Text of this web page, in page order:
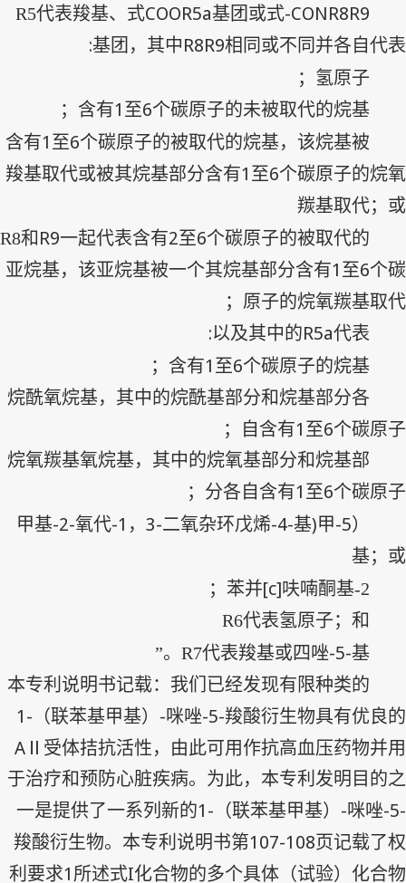
R5代表羧基、式COOR5a基团或式-CONR8R9
基团，其中R8R9相同或不同并各自代表
:
氢原子；
含有1 至6个碳原子的未被取代的烷基；
含有1 至6个碳原子的被取代的烷基，该烷基被
羧基取代或被其烷基部分含有1 至6个碳原子的烷氧
羰基取代；或
R8和R9一起代表含有2至6个碳原子的被取代的
亚烷基，该亚烷基被一个其烷基部分含有1 至6个碳
原子的烷氧羰基取代；
以及其中的R5a代表
:
含有1 至6个碳原子的烷基；
烷酰氧烷基，其中的烷酰基部分和烷基部分各
自含有1 至6个碳原子；
烷氧羰基氧烷基，其中的烷氧基部分和烷基部
分各自含有1 至6个碳原子；
（
5-
甲基-2-氧代-1 ， 3-二氧杂环戊烯-4-基)甲
基；或
2-
苯并[c]呋喃酮基；
R6代表氢原子；和
R7代表羧基或四唑-5-基。”
本专利说明书记载：我们已经发现有限种类的
1- （联苯基甲基） -咪唑-5-羧酸衍生物具有优良的
A Ⅱ受体拮抗活性，由此可用作抗高血压药物并用
于治疗和预防心脏疾病。为此，本专利发明目的之
一是提供了一系列新的1- （联苯基甲基） -咪唑-5-
羧酸衍生物。本专利说明书第107-108页记载了权
利要求1 所述式I化合物的多个具体（试验）化合物